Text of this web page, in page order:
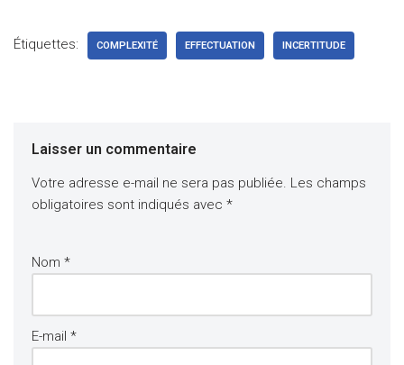
Étiquettes: COMPLEXITÉ EFFECTUATION INCERTITUDE
Laisser un commentaire
Votre adresse e-mail ne sera pas publiée. Les champs
obligatoires sont indiqués avec *
Nom *
E-mail *